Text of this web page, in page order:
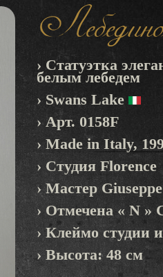
› Статуэтка
белым лебедем
› Swans Lake
› Арт. 0158F
› Made in Italy,
› Студия Florence
› Мастер
› Отмечена « N »
› Клеймо студии
› Высота: 48 см